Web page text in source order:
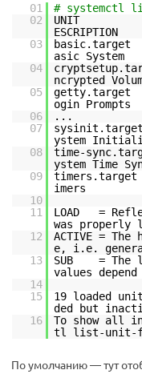
01
# systemctl
02
UNIT
ESCRIPTION
03
asic System
04
ncrypted
05
ogin Prompts
06
...
07
ystem
08
time-
ystem Time
09
imers
10
11
LOAD =
was properly
12
ACTIVE =
e, i.e.
13
SUB = The
values
14
15
19 loaded
ded but
16
To show all
tl list-unit-
По умолчанию — тут